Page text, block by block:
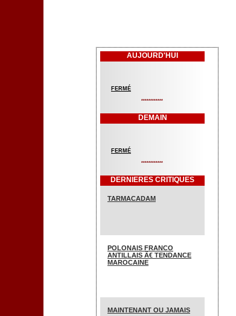
AUJOURD'HUI
FERMÉ
************
DEMAIN
FERMÉ
************
DERNIERES CRITIQUES
TARMACADAM
POLONAIS FRANCO
ANTILLAIS Ã€ TENDANCE
MAROCAINE
MAINTENANT OU JAMAIS